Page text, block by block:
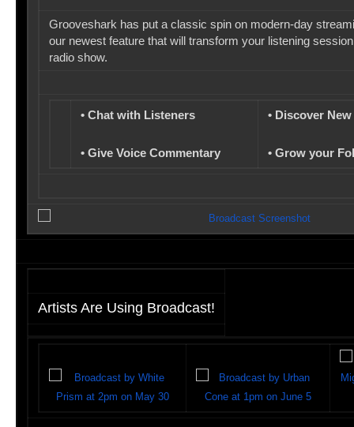
Grooveshark has put a classic spin on modern-day
our newest feature that will transform your listening
radio show.
• Chat with Listeners
• Give Voice Commentary
• Discover
• Grow your
Artists Are Using Broadcast!